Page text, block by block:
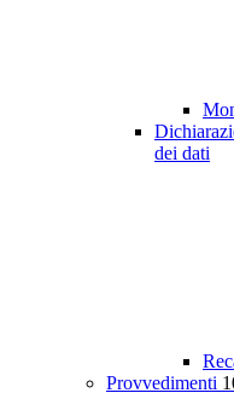
dei dati
Provvedimenti